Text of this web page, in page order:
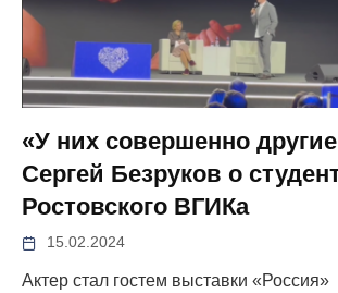
«У них совершенно другие
Сергей Безруков о
Ростовского ВГИКа
15.02.2024
Актер стал гостем выставки «Россия»